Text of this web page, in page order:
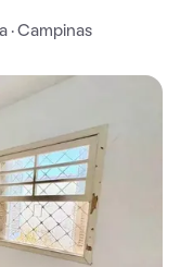
· Campinas